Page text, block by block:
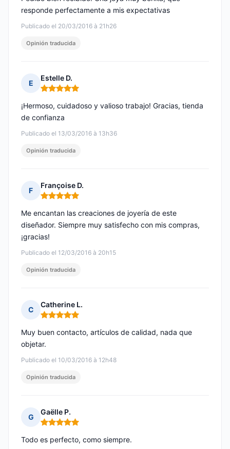
Publicado el 20/03/2016 à 21h26
responde perfectamente a mis expectativas
Opinión traducida
E
Estelle D.
Nota: 5 de 5
Publicado el 13/03/2016 à 13h36
¡Hermoso, cuidadoso y valioso trabajo! Gracias, tienda
de confianza
Opinión traducida
F
Françoise D.
Nota: 5 de 5
Publicado el 12/03/2016 à 20h15
Me encantan las creaciones de joyería de este
diseñador. Siempre muy satisfecho con mis compras,
¡gracias!
Opinión traducida
C
Catherine L.
Nota: 5 de 5
Publicado el 10/03/2016 à 12h48
Muy buen contacto, artículos de calidad, nada que
objetar.
Opinión traducida
G
Gaëlle P.
Nota: 5 de 5
Todo es perfecto, como siempre.